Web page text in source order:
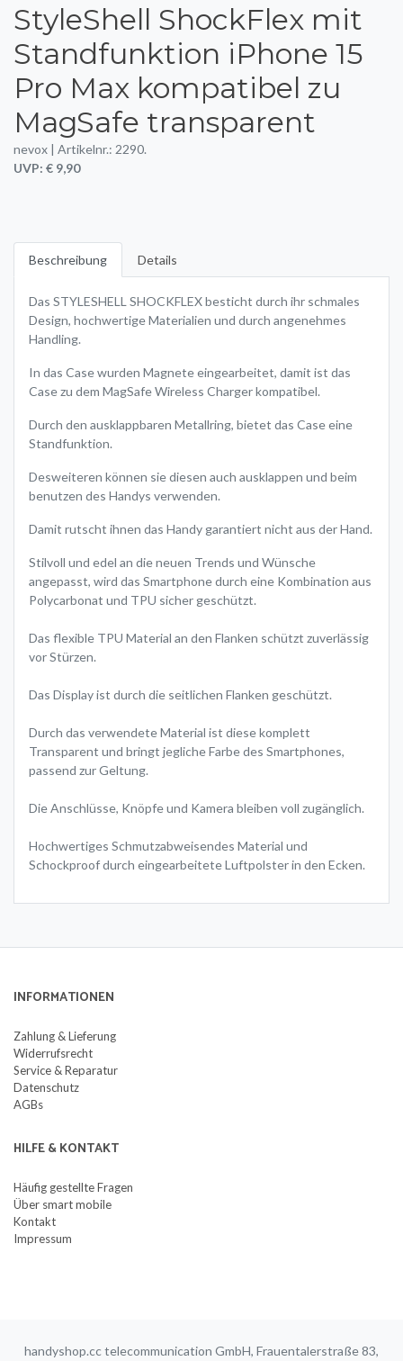
StyleShell ShockFlex mit
Standfunktion iPhone 15
Pro Max kompatibel zu
MagSafe transparent
nevox | Artikelnr.: 2290.
UVP: € 9,90
Beschreibung Details
Das STYLESHELL SHOCKFLEX besticht durch ihr schmales
Design, hochwertige Materialien und durch angenehmes
Handling.
In das Case wurden Magnete eingearbeitet, damit ist das
Case zu dem MagSafe Wireless Charger kompatibel.
Durch den ausklappbaren Metallring, bietet das Case eine
Standfunktion.
Desweiteren können sie diesen auch ausklappen und beim
benutzen des Handys verwenden.
Damit rutscht ihnen das Handy garantiert nicht aus der Hand.
Stilvoll und edel an die neuen Trends und Wünsche
angepasst, wird das Smartphone durch eine Kombination aus
Polycarbonat und TPU sicher geschützt.
Das flexible TPU Material an den Flanken schützt zuverlässig
vor Stürzen.
Das Display ist durch die seitlichen Flanken geschützt.
Durch das verwendete Material ist diese komplett
Transparent und bringt jegliche Farbe des Smartphones,
passend zur Geltung.
Die Anschlüsse, Knöpfe und Kamera bleiben voll zugänglich.
Hochwertiges Schmutzabweisendes Material und
Schockproof durch eingearbeitete Luftpolster in den Ecken.
INFORMATIONEN
Zahlung & Lieferung
Widerrufsrecht
Service & Reparatur
Datenschutz
AGBs
HILFE & KONTAKT
Häufig gestellte Fragen
Über smart mobile
Kontakt
Impressum
handyshop.cc telecommunication GmbH, Frauentalerstraße 83,